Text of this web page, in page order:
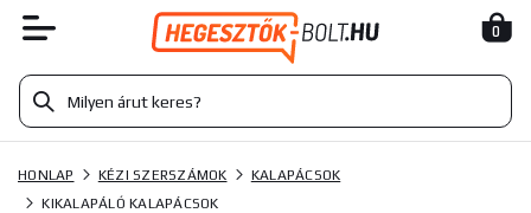
0
HONLAP KÉZI SZERSZÁMOK
KALAPÁCSOK
KIKALAPÁLÓ KALAPÁCSOK